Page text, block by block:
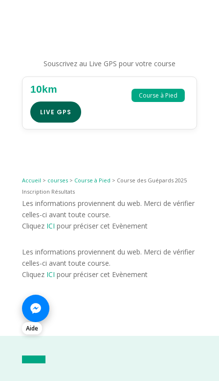
Souscrivez au Live GPS pour votre course
Course à Pied
10km
LIVE GPS
Accueil > courses> Course à Pied > Course des Guépards 2025
Inscription Résultats
Les informations proviennent du web. Merci de vérifier
celles-ci avant toute course.
Cliquez ICI pour préciser cet Evènement
Les informations proviennent du web. Merci de vérifier
celles-ci avant toute course.
Cliquez ICI pour préciser cet Evènement
Aide